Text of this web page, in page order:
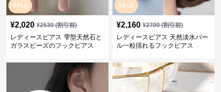
SALE
¥2,020 ¥2530(割引前)
レディースピアス 雫型天然石と
ガラスビーズのフックピアス
SALE
¥2,160 ¥2700(割引前)
レディースピアス 天然淡水パー
ル一粒揺れるフックピアス